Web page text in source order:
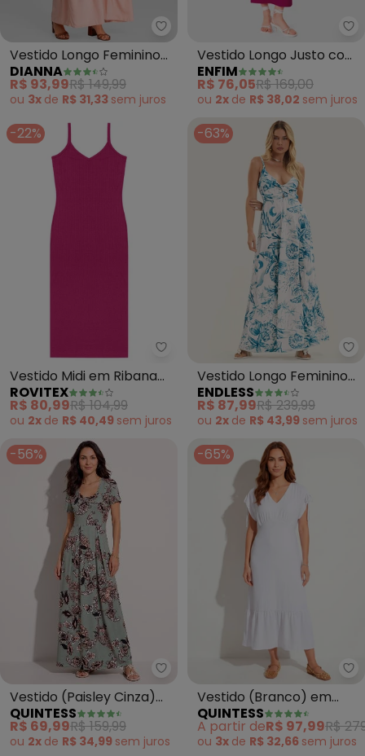
Dianna - Vestido Longo
Vestido Longo Feminino
de Alça em Viscose
(Salmão)
DIANNA
R$ 93,99R$ 149,99
ou 3x de R$ 31,33 sem juros
Vestido Longo Justo com
Fenda (Fúcsia)
ENFIM
R$ 76,05R$ 169,00
ou 2x de R$ 38,02 sem juros
-22%
Rovitex - Vestido Midi em
Vestido Midi em Ribana
Canelada (Rosa)
ROVITEX
R$ 80,99R$ 104,99
ou 2x de R$ 40,49 sem juros
-63%
Vestido Longo Feminino
em Meia Malha (Azul)
ENDLESS
R$ 87,99R$ 239,99
ou 2x de R$ 43,99 sem juros
-56%
Quintess - Vestido (Paisley
Vestido (Paisley Cinza)
Longo com Pregas
QUINTESS
R$ 69,99R$ 159,99
ou 2x de R$ 34,99 sem juros
-65%
Vestido (Branco) em
Crepe Plano
QUINTESS
A partir deR$ 97,99R$
ou 3x de R$ 32,66 sem juros